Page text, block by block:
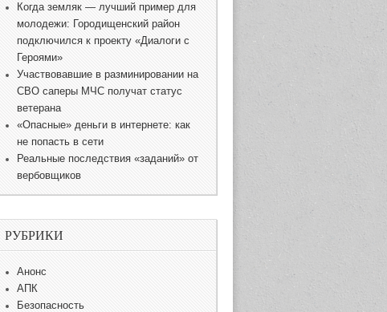
Когда земляк — лучший пример для
молодежи: Городищенский район
подключился к проекту «Диалоги с
Героями»
Участвовавшие в разминировании на
СВО саперы МЧС получат статус
ветерана
«Опасные» деньги в интернете: как
не попасть в сети
Реальные последствия «заданий» от
вербовщиков
РУБРИКИ
Анонс
АПК
Безопасность